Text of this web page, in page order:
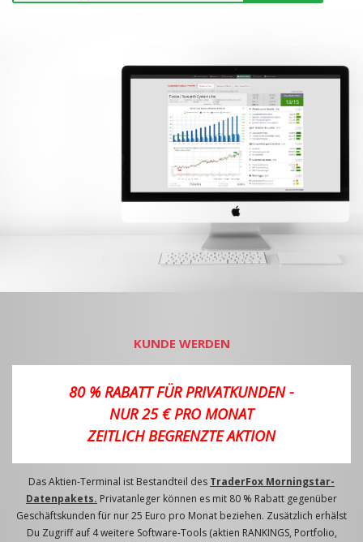
KUNDE WERDEN
80 % RABATT FÜR PRIVATKUNDEN -
NUR 25 € PRO MONAT
ZEITLICH BEGRENZTE AKTION
Das Aktien-Terminal ist Bestandteil des TraderFox Morningstar-
Datenpakets. Privatanleger können es mit 80 % Rabatt gegenüber
Geschäftskunden für nur 25 Euro pro Monat beziehen. Zusätzlich erhälst
Du Zugriff auf 4 weitere Software-Tools (aktien RANKINGS, Portfolio,